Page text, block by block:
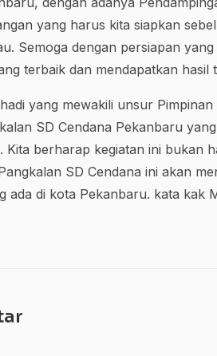
yang harus kita siapkan
Semoga dengan persiapan
terbaik dan mendapatkan hasil
yang mewakili unsur
SD Cendana Pekanbaru
Kita berharap kegiatan ini bukan
SD Cendana ini akan
ada di kota Pekanbaru. kata kak